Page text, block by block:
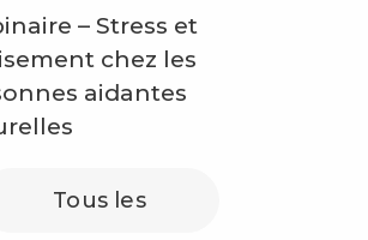
– Stress et
chez les
aidantes
Tous les